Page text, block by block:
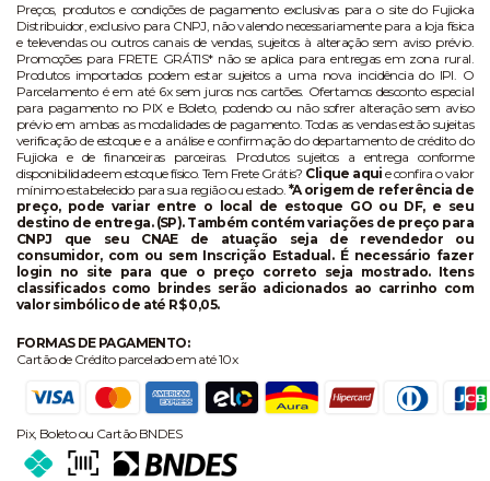
Preços, produtos e condições de pagamento exclusivas para o site do Fujioka
Distribuidor, exclusivo para CNPJ, não valendo necessariamente para a loja física
e televendas ou outros canais de vendas, sujeitos à alteração sem aviso prévio.
Promoções para FRETE GRÁTIS* não se aplica para entregas em zona rural.
Produtos importados podem estar sujeitos a uma nova incidência do IPI. O
Parcelamento é em até 6x sem juros nos cartões. Ofertamos desconto especial
para pagamento no PIX e Boleto, podendo ou não sofrer alteração sem aviso
prévio em ambas as modalidades de pagamento. Todas as vendas estão sujeitas
verificação de estoque e a análise e confirmação do departamento de crédito do
Fujioka e de financeiras parceiras. Produtos sujeitos a entrega conforme
disponibilidade em estoque físico. Tem Frete Grátis? Clique aqui e confira o valor
mínimo estabelecido para sua região ou estado. *A origem de referência de
preço, pode variar entre o local de estoque GO ou DF, e seu
destino de entrega. (SP). Também contém variações de preço para
CNPJ que seu CNAE de atuação seja de revendedor ou
consumidor, com ou sem Inscrição Estadual. É necessário fazer
login no site para que o preço correto seja mostrado. Itens
classificados como brindes serão adicionados ao carrinho com
valor simbólico de até R$ 0,05.
FORMAS DE PAGAMENTO:
Cartão de Crédito parcelado em até 10x
Pix, Boleto ou Cartão BNDES